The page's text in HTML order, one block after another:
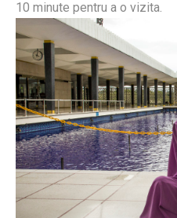
10 minute pentru a o vizita.